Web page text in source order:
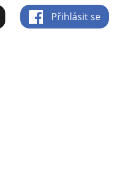
Přihlásit se